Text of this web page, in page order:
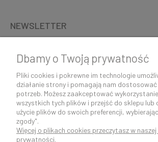
NEWSLETTER
K O N T A K T 5 0 0 5 0 6 9 2 9 | s k l e p
Dbamy o Twoją prywatność
Pliki cookies i pokrewne im technologie
działanie strony i pomagają nam
potrzeb. Możesz zaakceptować
wszystkich tych plików i przejść do sklepu
użycie plików do swoich preferencji,
zgody".
Więcej o plikach cookies przeczytasz w
prywatności.